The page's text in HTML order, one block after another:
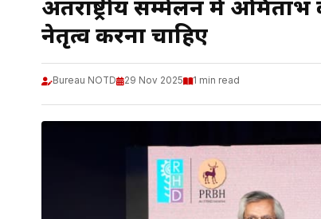
अंतर्राष्ट्रीय सम्मेलन में
नेतृत्व करना चाहिए
Bureau NOTD 29 Nov 2025 1 min read